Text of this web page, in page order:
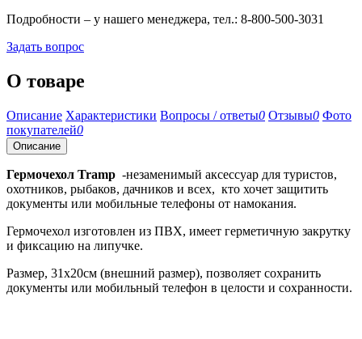
Подробности – у нашего менеджера, тел.: 8-800-500-3031
Задать вопрос
О товаре
Описание Характеристики Вопросы / ответы0 Отзывы0 Фото
покупателей0
Описание
Гермочехол Tramp -незаменимый аксессуар для туристов,
охотников, рыбаков, дачников и всех, кто хочет защитить
документы или мобильные телефоны от намокания.
Гермочехол изготовлен из ПВХ, имеет герметичную закрутку
и фиксацию на липучке.
Размер, 31х20см (внешний размер), позволяет сохранить
документы или мобильный телефон в целости и сохранности.